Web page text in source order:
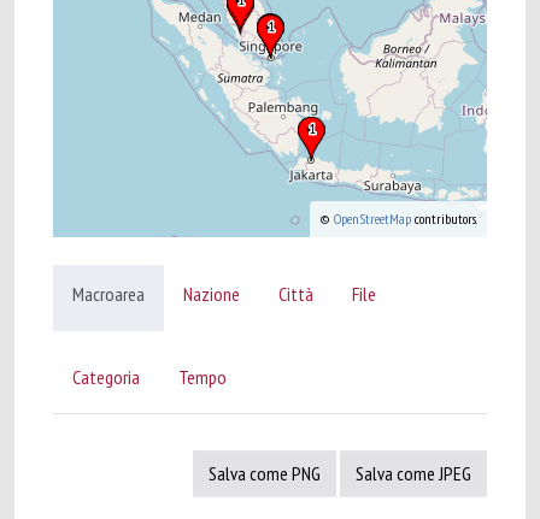
© OpenStreetMap contributors.
Macroarea Nazione Città File
Categoria Tempo
Salva come PNG Salva come JPEG